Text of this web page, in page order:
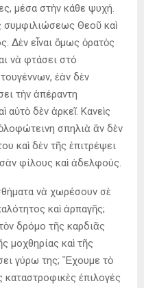
μέσα στὴν κάθε ψυχή.
Θεοῦ καὶ
Δὲν εἶναι ὅμως ὁρατὸς
νὰ φτάσει στό
ἐὰν δὲν
τὴν ἀπέραντη
αὐτὸ δὲν ἀρκεῖ. Κανεὶς
σπηλιὰ ἂν δὲν
καὶ δὲν τῆς ἐπιτρέψει
φίλους καὶ ἀδελφούς.
νὰ χωρέσουν σὲ
καὶ ἁρπαγῆς;
δρόμο τῆς καρδιᾶς
μοχθηρίας καὶ τῆς
γύρω της; Ἔχουμε τὸ
καταστροφικὲς ἐπιλογές